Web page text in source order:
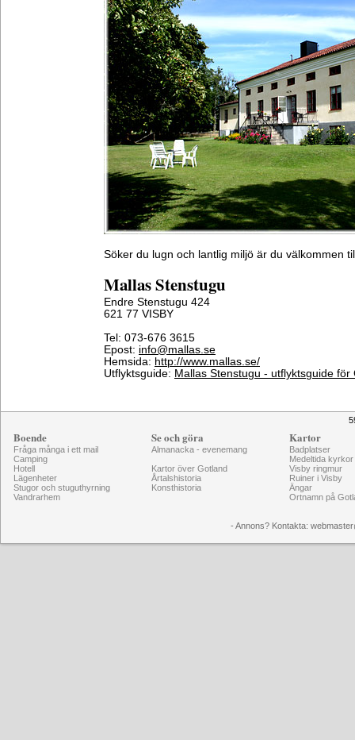
Söker du lugn och lantlig miljö är du välkommen
Mallas Stenstugu
Endre Stenstugu 424
621 77 VISBY
Tel: 073-676 3615
Epost: info@mallas.se
Hemsida: http://www.mallas.se/
Utflyktsguide: Mallas Stenstugu - utflyktsguide för
Boende
Fråga många i ett mail
Camping
Hotell
Lägenheter
Stugor och stuguthyrning
Vandrarhem
Se och göra
Almanacka - evenemang
Kartor över Gotland
Årtalshistoria
Konsthistoria
Kartor
Badplatser
Medeltida kyrkor
Visby ringmur
Ruiner i Visby
Ängar
Ortnamn på
- Annons? Kontakta: